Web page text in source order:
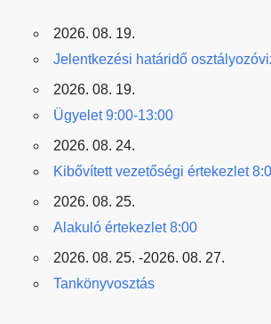
2026. 08. 19.
Jelentkezési határidő
2026. 08. 19.
Ügyelet 9:00-13:00
2026. 08. 24.
Kibővített vezetőségi értekezlet
2026. 08. 25.
Alakuló értekezlet 8:00
2026. 08. 25. -2026. 08. 27.
Tankönyvosztás